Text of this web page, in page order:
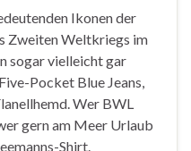
Ikonen der
Zweiten Weltkriegs im
sogar vielleicht gar
Pocket Blue Jeans,
Wer BWL
gern am Meer Urlaub
Shirt.